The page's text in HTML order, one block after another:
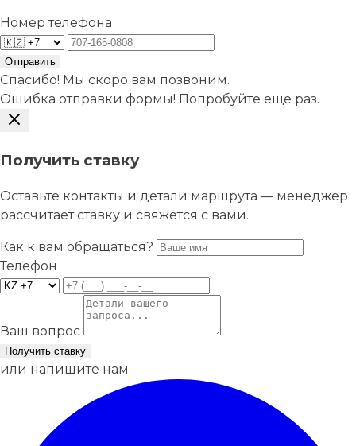
Номер телефона
Отправить
Спасибо! Мы скоро вам позвоним.
Ошибка отправки формы! Попробуйте еще раз.
Получить ставку
Оставьте контакты и детали маршрута — менеджер
рассчитает ставку и свяжется с вами.
Как к вам обращаться?
Телефон
Ваш вопрос
Получить ставку
или напишите нам